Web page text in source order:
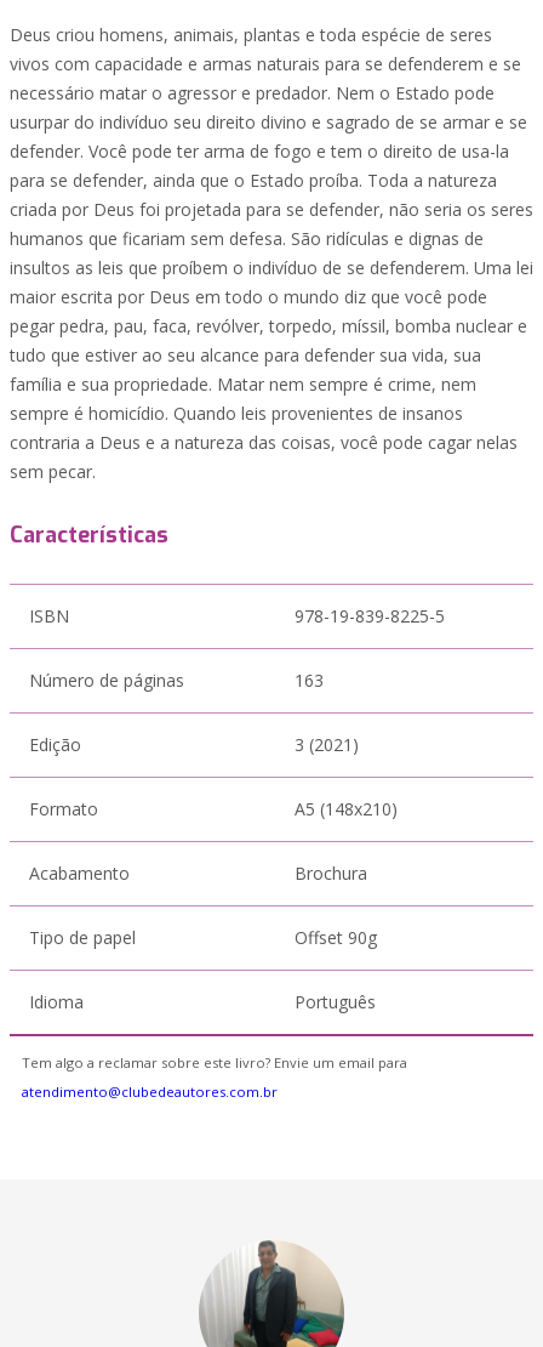
Deus criou homens, animais, plantas e toda espécie de seres
vivos com capacidade e armas naturais para se defenderem e se
necessário matar o agressor e predador. Nem o Estado pode
usurpar do indivíduo seu direito divino e sagrado de se armar e se
defender. Você pode ter arma de fogo e tem o direito de usa-la
para se defender, ainda que o Estado proíba. Toda a natureza
criada por Deus foi projetada para se defender, não seria os seres
humanos que ficariam sem defesa. São ridículas e dignas de
insultos as leis que proíbem o indivíduo de se defenderem. Uma lei
maior escrita por Deus em todo o mundo diz que você pode
pegar pedra, pau, faca, revólver, torpedo, míssil, bomba nuclear e
tudo que estiver ao seu alcance para defender sua vida, sua
família e sua propriedade. Matar nem sempre é crime, nem
sempre é homicídio. Quando leis provenientes de insanos
contraria a Deus e a natureza das coisas, você pode cagar nelas
sem pecar.
Características
ISBN 978-19-839-8225-5
Número de páginas 163
Edição 3 (2021)
Formato A5 (148x210)
Acabamento Brochura
Tipo de papel Offset 90g
Idioma Português
Tem algo a reclamar sobre este livro? Envie um email para
atendimento@clubedeautores.com.br